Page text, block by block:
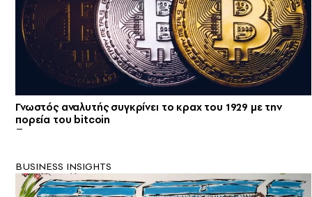
Γνωστός αναλυτής συγκρίνει το κραχ του 1929 με την
πορεία του bitcoin
BUSINESS INSIGHTS